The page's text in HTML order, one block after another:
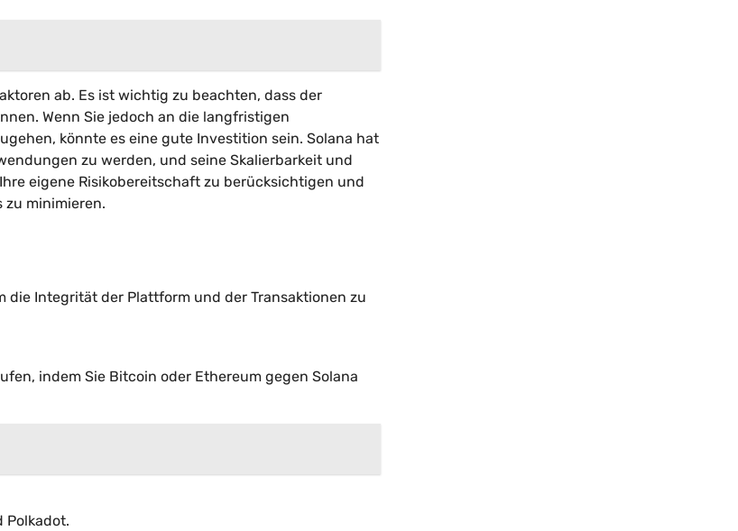
ab. Es ist wichtig zu beachten, dass der
Wenn Sie jedoch an die langfristigen
könnte es eine gute Investition sein. Solana hat
zu werden, und seine Skalierbarkeit und
eigene Risikobereitschaft zu berücksichtigen und
zu minimieren.
Integrität der Plattform und der Transaktionen zu
indem Sie Bitcoin oder Ethereum gegen Solana
Polkadot.